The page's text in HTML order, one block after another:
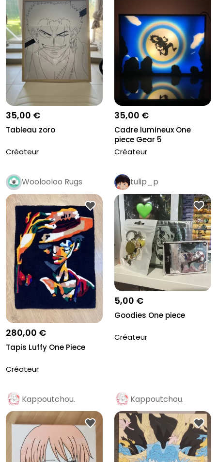
35,00 €
Tableau zoro
Créateur
35,00 €
Cadre lumineux One
piece Gear 5
Créateur
Woolooloo Rugs
Pro
280,00 €
Tapis Luffy One Piece
Créateur
tulip_p
5,00 €
Goodies One piece
Créateur
Kappoutchou. Kappoutchou.